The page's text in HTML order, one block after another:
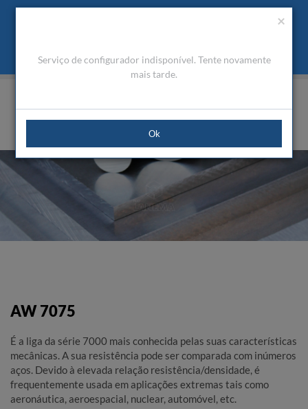
Usamos cookies para melhorar a navegação. Ao fechar esta
O que são Cookies
PT
Área Cliente
Orçamento(0)
AW 7075
É a liga da série 7000 mais conhecida pelas suas características
mecânicas. A sua resistência pode ser comparada com inúmeros
aços. Devido à elevada relação resistência/densidade, é
frequentemente usada em aplicações extremas tais como
aeronáutica, aeroespacial, nuclear, automóvel, etc.
×
Serviço de configurador indisponível. Tente novamente
mais tarde.
Ok